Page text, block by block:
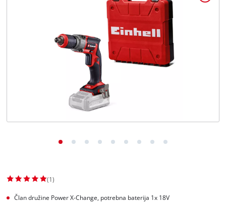
(1)
Član družine Power X-Change, potrebna baterija 1x 18V